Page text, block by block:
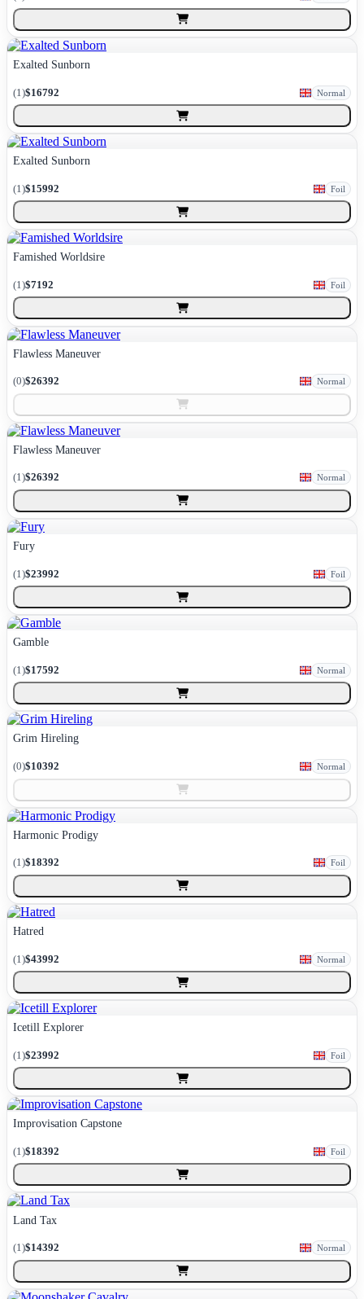
Exalted Sunborn
(1)$16792 Normal
Exalted Sunborn
(1)$15992 Foil
Famished Worldsire
(1)$7192 Foil
Flawless Maneuver
(0)$26392 Normal
Flawless Maneuver
(1)$26392 Normal
Fury
(1)$23992 Foil
Gamble
(1)$17592 Normal
Grim Hireling
(0)$10392 Normal
Harmonic Prodigy
(1)$18392 Foil
Hatred
(1)$43992 Normal
Icetill Explorer
(1)$23992 Foil
Improvisation Capstone
(1)$18392 Foil
Land Tax
(1)$14392 Normal